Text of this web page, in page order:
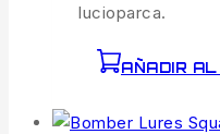
lucioparca.
AÑADIR AL